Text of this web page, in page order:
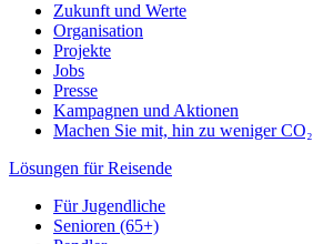
Zukunft und Werte
Organisation
Projekte
Jobs
Presse
Kampagnen und Aktionen
Machen Sie mit, hin zu weniger CO₂
Lösungen für Reisende
Für Jugendliche
Senioren (65+)